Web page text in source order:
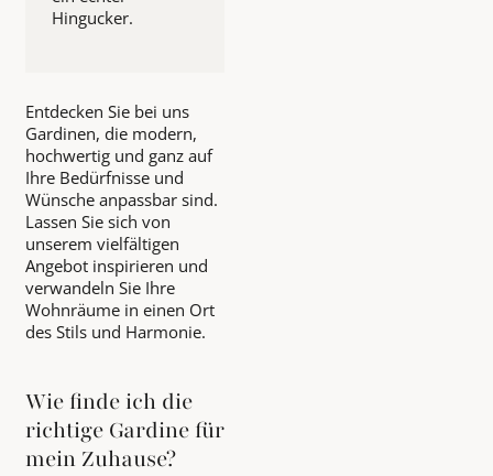
Hingucker.
Entdecken Sie bei uns
Gardinen, die modern,
hochwertig und ganz auf
Ihre Bedürfnisse und
Wünsche anpassbar sind.
Lassen Sie sich von
unserem vielfältigen
Angebot inspirieren und
verwandeln Sie Ihre
Wohnräume in einen Ort
des Stils und Harmonie.
Wie finde ich die
richtige Gardine für
mein Zuhause?